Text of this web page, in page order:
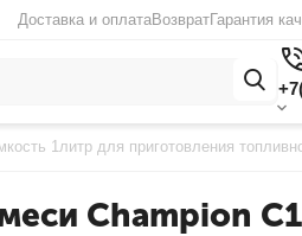
Доставка и оплатаВозвратГарантия
1литр для приготовления
Champion